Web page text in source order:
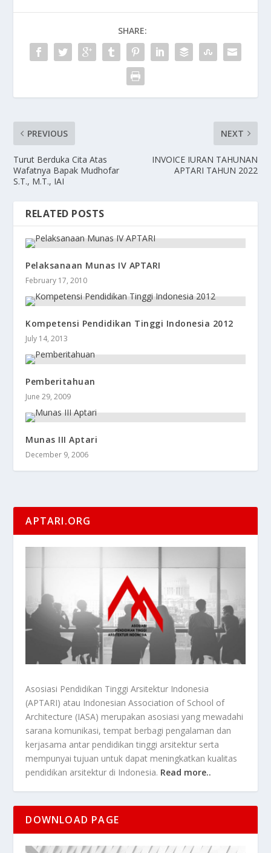
SHARE:
PREVIOUS
Turut Berduka Cita Atas
Wafatnya Bapak Mudhofar
S.T., M.T., IAI
NEXT
INVOICE IURAN TAHUNAN
APTARI TAHUN 2022
RELATED POSTS
Pelaksanaan Munas IV APTARI
February 17, 2010
Kompetensi Pendidikan Tinggi Indonesia 2012
July 14, 2013
Pemberitahuan
June 29, 2009
Munas III Aptari
December 9, 2006
APTARI.ORG
Asosiasi Pendidikan Tinggi Arsitektur Indonesia
(APTARI) atau Indonesian Association of School of
Architecture (IASA) merupakan asosiasi yang mewadahi
sarana komunikasi, tempat berbagi pengalaman dan
kerjasama antar pendidikan tinggi arsitektur serta
mempunyai tujuan untuk dapat meningkatkan kualitas
pendidikan arsitektur di Indonesia. Read more..
DOWNLOAD PAGE